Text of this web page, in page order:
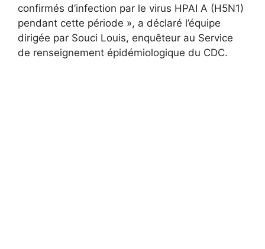
confirmés d’infection par le virus HPAI A (H5N1)
pendant cette période », a déclaré l’équipe
dirigée par Souci Louis, enquêteur au Service
de renseignement épidémiologique du CDC.